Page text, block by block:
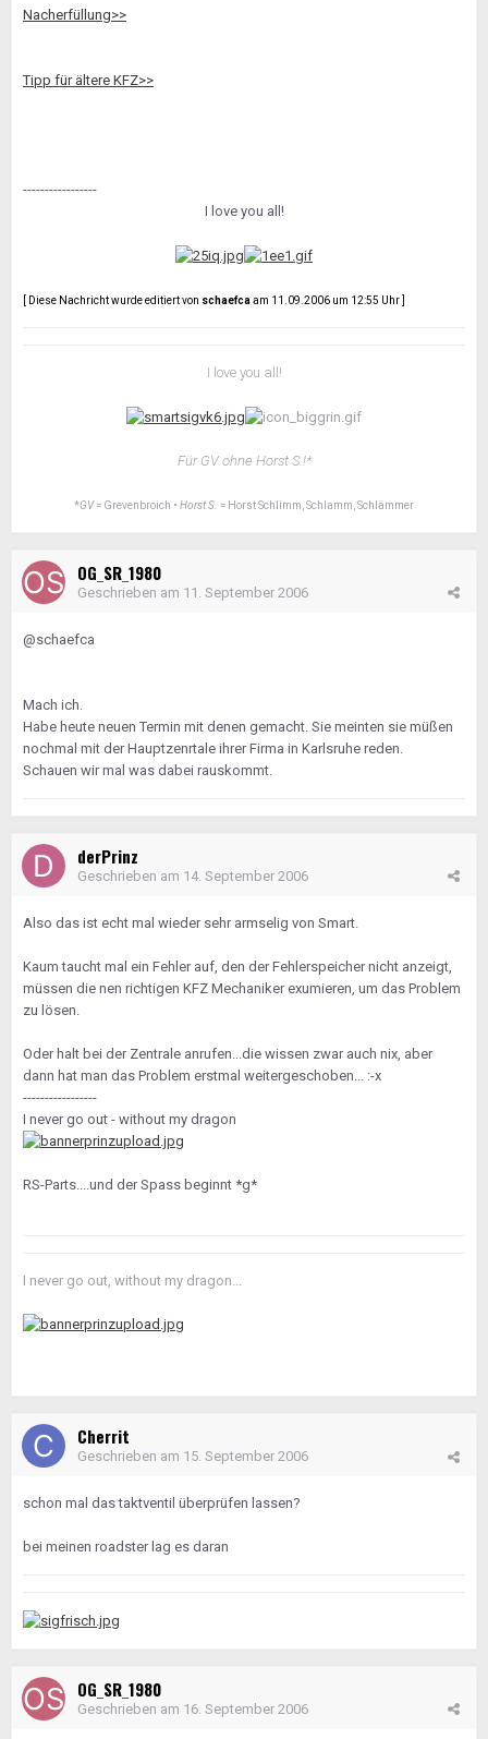
Nacherfüllung>>
Tipp für ältere KFZ>>
-----------------
I love you all!
[ Diese Nachricht wurde editiert von schaefcaam 11.09.2006 um 12:55 Uhr ]
I love you all!
Für GV ohne Horst S.!*
*GV= Grevenbroich • Horst S. = Horst Schlimm, Schlamm, Schlämmer
OG_SR_1980
Geschrieben am 11. September 2006
@schaefca
Mach ich.
Habe heute neuen Termin mit denen gemacht. Sie meinten sie müßen
nochmal mit der Hauptzenrtale ihrer Firma in Karlsruhe reden.
Schauen wir mal was dabei rauskommt.
derPrinz
Geschrieben am 14. September 2006
Also das ist echt mal wieder sehr armselig von Smart.
Kaum taucht mal ein Fehler auf, den der Fehlerspeicher nicht anzeigt,
müssen die nen richtigen KFZ Mechaniker exumieren, um das Problem
zu lösen.
Oder halt bei der Zentrale anrufen...die wissen zwar auch nix, aber
dann hat man das Problem erstmal weitergeschoben... :-x
-----------------
I never go out - without my dragon
RS-Parts....und der Spass beginnt *g*
I never go out, without my dragon...
Cherrit
Geschrieben am 15. September 2006
schon mal das taktventil überprüfen lassen?
bei meinen roadster lag es daran
OG_SR_1980
Geschrieben am 16. September 2006